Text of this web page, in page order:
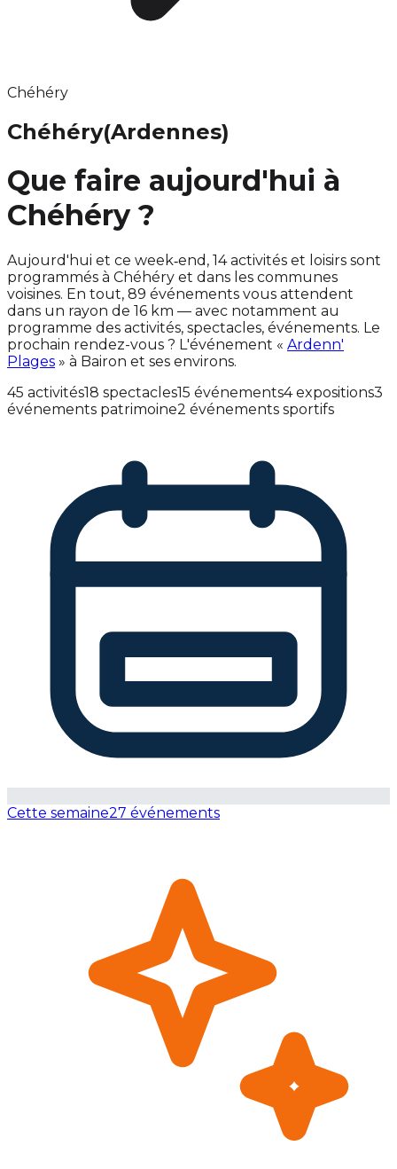
Chéhéry
Chéhéry(Ardennes)
Que faire aujourd'hui à
Chéhéry ?
Aujourd'hui et ce week‑end, 14 activités et loisirs sont
programmés à Chéhéry et dans les communes
voisines. En tout, 89 événements vous attendent
dans un rayon de 16 km — avec notamment au
programme des activités, spectacles, événements. Le
prochain rendez-vous ? L'événement « Ardenn'
Plages » à Bairon et ses environs.
45 activités18 spectacles15 événements4 expositions3
événements patrimoine2 événements sportifs
Cette semaine27 événements